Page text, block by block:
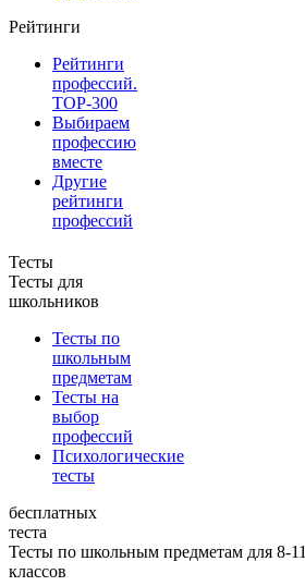
Рейтинги
Рейтинги
профессий.
TOP-300
Выбираем
профессию
вместе
Другие
рейтинги
профессий
Тесты
Тесты для
школьников
Тесты по
школьным
предметам
Тесты на
выбор
профессий
Психологические
тесты
бесплатных
теста
Тесты по школьным предметам для 8-11
классов